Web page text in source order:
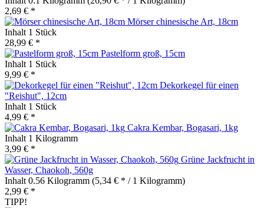
2,69 € *
Mörser chinesische Art, 18cm
Inhalt 1 Stück
28,99 € *
Pastelform groß, 15cm
Inhalt 1 Stück
9,99 € *
Dekorkegel für einen
"Reishut", 12cm
Inhalt 1 Stück
4,99 € *
Cakra Kembar, Bogasari, 1kg
Inhalt 1 Kilogramm
3,99 € *
Grüne Jackfrucht in
Wasser, Chaokoh, 560g
Inhalt 0.56 Kilogramm (5,34 € * / 1 Kilogramm)
2,99 € *
TIPP!